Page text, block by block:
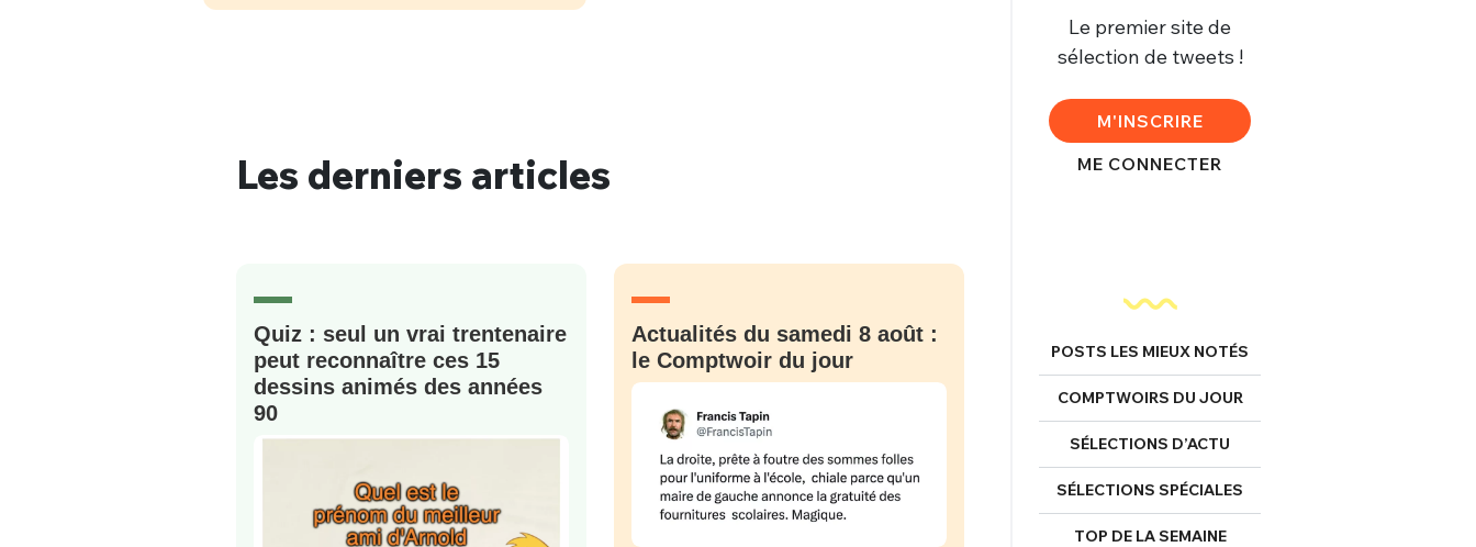
Les derniers articles
Quiz : seul un vrai trentenaire
peut reconnaître ces 15
dessins animés des années
90
Actualités du samedi 8 août :
le Comptwoir du jour
Le premier site de
sélection de tweets !
M'INSCRIRE
ME CONNECTER
POSTS LES MIEUX NOTÉS
COMPTWOIRS DU JOUR
SÉLECTIONS D’ACTU
SÉLECTIONS SPÉCIALES
TOP DE LA SEMAINE
FERMER
PSEUDO*
EMAIL
PASSWORD*
PSEUDO
Mot de passe perdu ?
VOTRE PARTICIPATION
Que souhaitez-vous proposer ?
tweets
Ma propre
sélection
Un Thread
C'EST PARTI